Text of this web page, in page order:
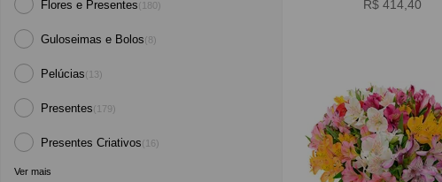
Flores e Presentes(180)
Guloseimas e Bolos(8)
Pelúcias(13)
Presentes(179)
Presentes Criativos(16)
Ver mais
R$ 414,40